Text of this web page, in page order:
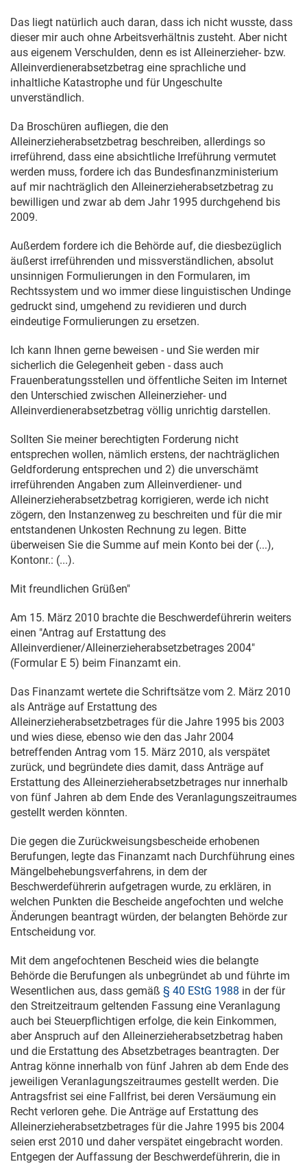
Das liegt natürlich auch daran, dass ich nicht wusste, dass
dieser mir auch ohne Arbeitsverhältnis zusteht. Aber nicht
aus eigenem Verschulden, denn es ist Alleinerzieher- bzw.
Alleinverdienerabsetzbetrag eine sprachliche und
inhaltliche Katastrophe und für Ungeschulte
unverständlich.
Da Broschüren aufliegen, die den
Alleinerzieherabsetzbetrag beschreiben, allerdings so
irreführend, dass eine absichtliche Irreführung vermutet
werden muss, fordere ich das Bundesfinanzministerium
auf mir nachträglich den Alleinerzieherabsetzbetrag zu
bewilligen und zwar ab dem Jahr 1995 durchgehend bis
2009.
Außerdem fordere ich die Behörde auf, die diesbezüglich
äußerst irreführenden und missverständlichen, absolut
unsinnigen Formulierungen in den Formularen, im
Rechtssystem und wo immer diese linguistischen Undinge
gedruckt sind, umgehend zu revidieren und durch
eindeutige Formulierungen zu ersetzen.
Ich kann Ihnen gerne beweisen - und Sie werden mir
sicherlich die Gelegenheit geben - dass auch
Frauenberatungsstellen und öffentliche Seiten im Internet
den Unterschied zwischen Alleinerzieher- und
Alleinverdienerabsetzbetrag völlig unrichtig darstellen.
Sollten Sie meiner berechtigten Forderung nicht
entsprechen wollen, nämlich erstens, der nachträglichen
Geldforderung entsprechen und 2) die unverschämt
irreführenden Angaben zum Alleinverdiener- und
Alleinerzieherabsetzbetrag korrigieren, werde ich nicht
zögern, den Instanzenweg zu beschreiten und für die mir
entstandenen Unkosten Rechnung zu legen. Bitte
überweisen Sie die Summe auf mein Konto bei der (...),
Kontonr.: (...).
Mit freundlichen Grüßen"
Am 15. März 2010 brachte die Beschwerdeführerin weiters
einen "Antrag auf Erstattung des
Alleinverdiener/Alleinerzieherabsetzbetrages 2004"
(Formular E 5) beim Finanzamt ein.
Das Finanzamt wertete die Schriftsätze vom 2. März 2010
als Anträge auf Erstattung des
Alleinerzieherabsetzbetrages für die Jahre 1995 bis 2003
und wies diese, ebenso wie den das Jahr 2004
betreffenden Antrag vom 15. März 2010, als verspätet
zurück, und begründete dies damit, dass Anträge auf
Erstattung des Alleinerzieherabsetzbetrages nur innerhalb
von fünf Jahren ab dem Ende des Veranlagungszeitraumes
gestellt werden könnten.
Die gegen die Zurückweisungsbescheide erhobenen
Berufungen, legte das Finanzamt nach Durchführung eines
Mängelbehebungsverfahrens, in dem der
Beschwerdeführerin aufgetragen wurde, zu erklären, in
welchen Punkten die Bescheide angefochten und welche
Änderungen beantragt würden, der belangten Behörde zur
Entscheidung vor.
Mit dem angefochtenen Bescheid wies die belangte
Behörde die Berufungen als unbegründet ab und führte im
Wesentlichen aus, dass gemäß § 40 EStG 1988 in der für
den Streitzeitraum geltenden Fassung eine Veranlagung
auch bei Steuerpflichtigen erfolge, die kein Einkommen,
aber Anspruch auf den Alleinerzieherabsetzbetrag haben
und die Erstattung des Absetzbetrages beantragten. Der
Antrag könne innerhalb von fünf Jahren ab dem Ende des
jeweiligen Veranlagungszeitraumes gestellt werden. Die
Antragsfrist sei eine Fallfrist, bei deren Versäumung ein
Recht verloren gehe. Die Anträge auf Erstattung des
Alleinerzieherabsetzbetrages für die Jahre 1995 bis 2004
seien erst 2010 und daher verspätet eingebracht worden.
Entgegen der Auffassung der Beschwerdeführerin, die in